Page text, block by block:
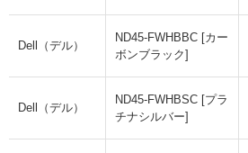
Dell（デル）
ND45-FWHBBC [カー
ボンブラック]
Dell（デル）
ND45-FWHBSC [プラ
チナシルバー]